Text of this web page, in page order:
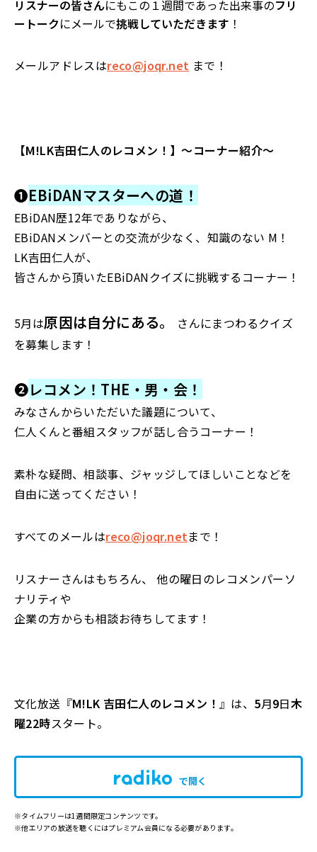
リスナーの皆さんにもこの１週間であった出来事のフリ
ートークにメールで挑戦していただきます ！
メールアドレスはreco@joqr.net まで！
【M!LK吉田仁人のレコメン！】〜コーナー紹介〜
❶EBiDANマスターへの道！
EBiDAN歴12年でありながら、
EBiDANメンバーとの交流が少なく、知識のない M！
LK吉田仁人が、
皆さんから頂いたEBiDANクイズに挑戦するコーナー！
5月は原因は自分にある。
さんにまつわるクイズ
を募集します！
❷レコメン！ THE ・男・会！
みなさんからいただいた議題について、
仁人くんと番組スタッフが話し合うコーナー！
素朴な疑問、相談事、ジャッジしてほしいことなどを
自由に送ってください！
すべてのメールはreco@joqr.netまで！
リスナーさんはもちろん、 他の曜日のレコメンパーソ
ナリティや
企業の方からも相談お待ちしてます！
文化放送『M!LK 吉田仁人のレコメン！ 』は、 5月9日木
曜22時スタート。
で開く
※タイムフリーは1週間限定コンテンツです。
※他エリアの放送を聴くにはプレミアム会員になる必要があります。